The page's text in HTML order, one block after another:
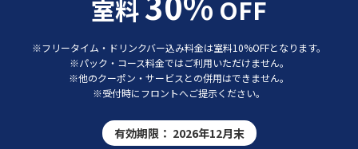
室料 OFF
※フリータイム・ドリンクバー込み料金は室料10%OFFとなります。
※パック・コース料金ではご利用いただけません。
※他のクーポン・サービスとの併用はできません。
※受付時にフロントへご提示ください。
有効期限： 2026年12月末